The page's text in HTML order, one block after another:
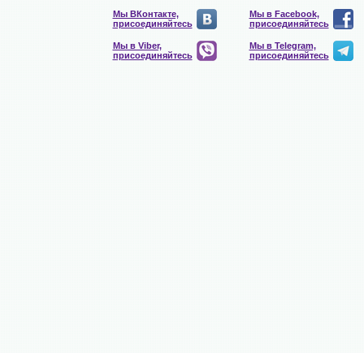
Мы ВКонтакте,
присоединяйтесь
Мы в Facebook,
присоединяйтесь
Мы в Viber,
присоединяйтесь
Мы в Telegram,
присоединяйтесь